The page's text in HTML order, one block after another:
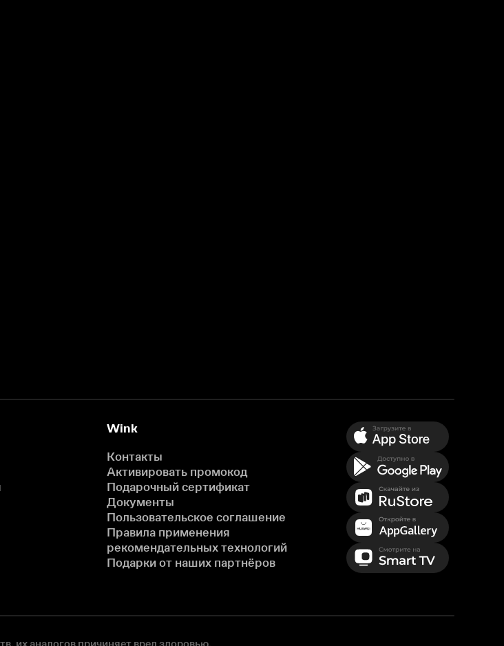
Wink
Контакты
Активировать промокод
Подарочный сертификат
Документы
Пользовательское соглашение
Правила применения
рекомендательных технологий
Подарки от наших партнёров
их аналогов причиняет вред здоровью,